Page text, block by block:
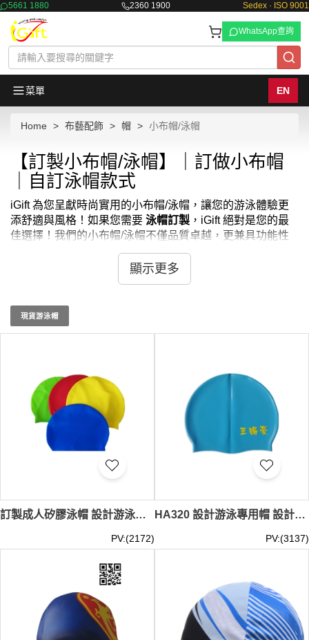
5661 1880 2360 1900 Sedex · ISO 9001
WhatsApp查詢
菜單 EN
Home 布藝配飾 帽 小布帽/泳帽
【訂製小布帽/泳帽】｜訂做小布帽
｜自訂泳帽款式
iGift 為您呈獻時尚實用的小布帽/泳帽，讓您的游泳體驗更
添舒適與風格！如果您需要 泳帽訂製 ，iGift 絕對是您的最
佳選擇！我們的小布帽/泳帽不僅品質卓越，更兼具功能性
與美觀性。無論是日常游泳訓練、海灘度假還是水上運動，
這些小布帽/泳帽都能滿足您的多樣需求。每一款小布帽/泳
帽都由我們的設計團隊精心打造，確保舒適貼合、防水耐
佳夥伴！
尋找完美的游泳配件？iGift 的小布帽/泳帽絕對是您的理想
帽/泳帽系列應有盡有。我們注重細節，如彈性材質、防滑
設計，讓您的小布帽/泳帽既舒適又實用。現在就來 iGift 探
索您的專屬小布帽/泳帽，為您的游泳生活增添便利與時
尚！雖然我們不提供零售和即時交收服務，但我們保證在您
下單後，以最快速度為您安排發貨。小布帽/泳帽現貨1件起
（無LOGO）訂做LOGO100件起 ； 價格：HKD20 / 起, 視
乎數量而定。貨期約需7-15天。
顯示更多
現貨游泳帽
訂製成人矽膠泳帽 設計游泳帽加大加厚 防水高彈 女士長髮矽膠帽廠商 綠色 紅色 黃色 藍色 SKH Lui Ming Choi Secondary School HA341
PV:(2172)
HA320 設計游泳專用帽 設計防水專業泳帽 矽膠 泳帽生產商
PV:(3137)